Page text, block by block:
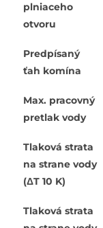
plniaceho
otvoru
Predpísaný
ťah komína
Max. pracovný
pretlak vody
Tlaková strata
na strane vody
(ΔT 10 K)
Tlaková strata